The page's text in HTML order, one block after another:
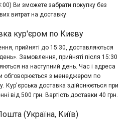
Ви зможете забрати покупку без
витрат на доставку.
кур'єром по Києву
прийняті до 15:30, доставляються
Замовлення, прийняті після 15:30
на наступний день. Час і адреса
обговорюється з менеджером по
Кур'єрська доставка здійснюється при
від 500 грн. Вартість доставки 40 грн.
(Україна, Київ)